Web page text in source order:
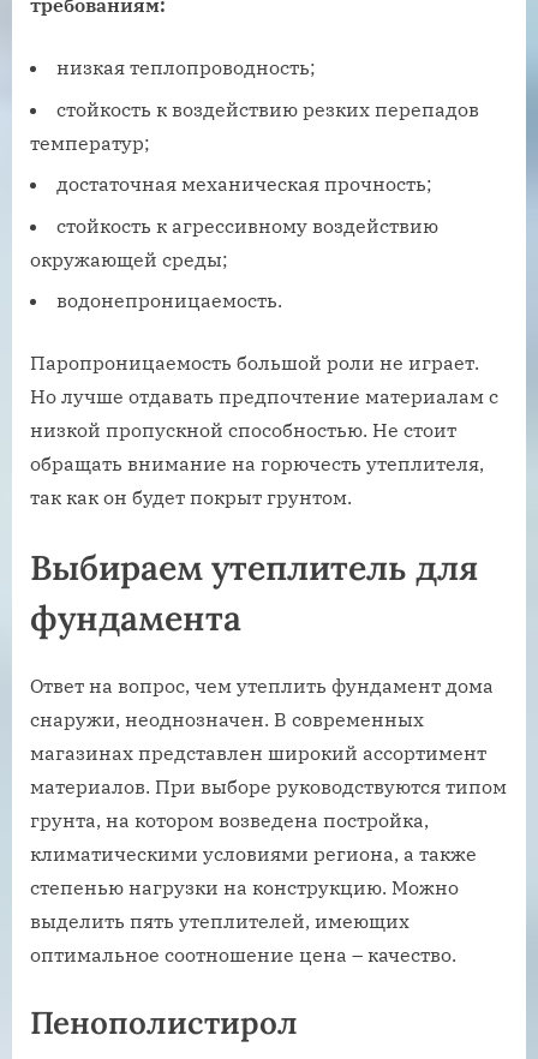
требованиям:
низкая теплопроводность;
стойкость к воздействию резких перепадов
температур;
достаточная механическая прочность;
стойкость к агрессивному воздействию
окружающей среды;
водонепроницаемость.
Паропроницаемость большой роли не играет.
Но лучше отдавать предпочтение материалам с
низкой пропускной способностью. Не стоит
обращать внимание на горючесть утеплителя,
так как он будет покрыт грунтом.
Выбираем утеплитель для
фундамента
Ответ на вопрос, чем утеплить фундамент дома
снаружи, неоднозначен. В современных
магазинах представлен широкий ассортимент
материалов. При выборе руководствуются типом
грунта, на котором возведена постройка,
климатическими условиями региона, а также
степенью нагрузки на конструкцию. Можно
выделить пять утеплителей, имеющих
оптимальное соотношение цена – качество.
Пенополистирол